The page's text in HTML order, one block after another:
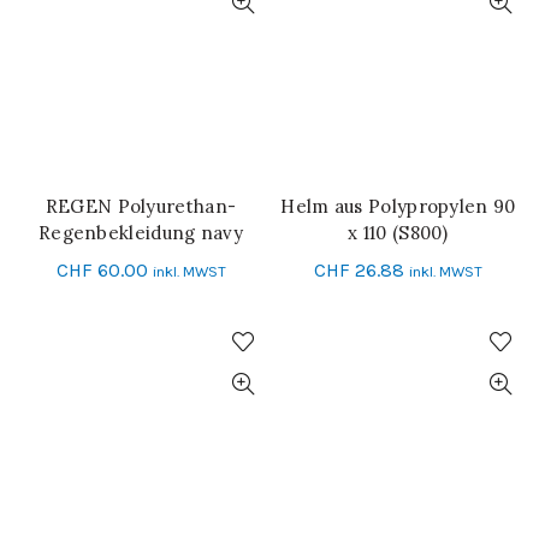
IN DEN WARENKORB
REGEN Polyurethan-
Regenbekleidung navy
CHF 60.00 inkl. MWST
IN DEN WARENKORB
Helm aus Polypropylen 90
x 110 (S800)
CHF 26.88 inkl. MWST